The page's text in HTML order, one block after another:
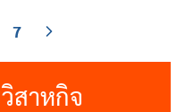
7
สาหกิจ